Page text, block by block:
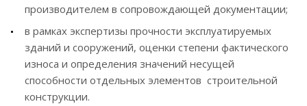
производителем в сопровождающей документации;
в рамках экспертизы прочности эксплуатируемых
зданий и сооружений, оценки степени фактического
износа и определения значений несущей
способности отдельных элементов строительной
конструкции.